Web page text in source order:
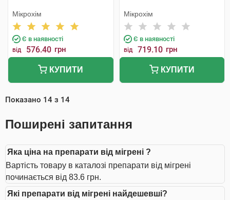
Мікрохім
Є в наявності
від 576.40 грн
КУПИТИ
Мікрохім
Є в наявності
від 719.10 грн
КУПИТИ
Показано 14 з 14
Поширені запитання
Яка ціна на препарати від мігрені ?
Вартість товару в каталозі препарати від мігрені
починається від 83.6 грн.
Які препарати від мігрені найдешевші?